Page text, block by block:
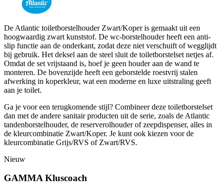
De Atlantic toiletborstelhouder Zwart/Koper is gemaakt uit een
hoogwaardig zwart kunststof. De wc-borstelhouder heeft een anti-
slip functie aan de onderkant, zodat deze niet verschuift of wegglijdt
bij gebruik. Het deksel aan de steel sluit de toiletborstelset netjes af.
Omdat de set vrijstaand is, hoef je geen houder aan de wand te
monteren. De bovenzijde heeft een geborstelde roestvrij stalen
afwerking in koperkleur, wat een moderne en luxe uitstraling geeft
aan je toilet.
Ga je voor een terugkomende stijl? Combineer deze toiletborstelset
dan met de andere sanitair producten uit de serie, zoals de Atlantic
tandenborstelhouder, de reserverolhouder of zeepdispenser, alles in
de kleurcombinatie Zwart/Koper. Je kunt ook kiezen voor de
kleurcombinatie Grijs/RVS of Zwart/RVS.
Nieuw
GAMMA Kluscoach